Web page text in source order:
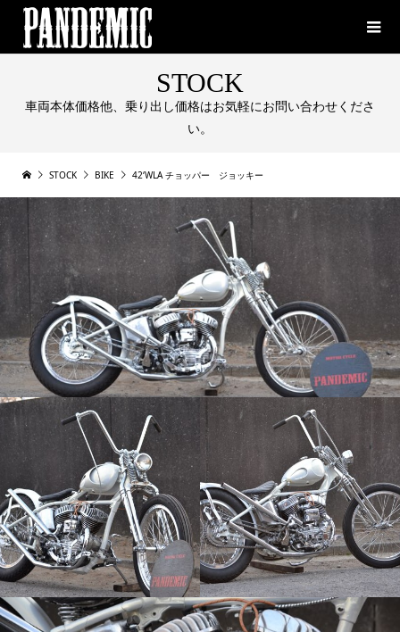
STOCK
車両本体価格他、乗り出し価格はお気軽にお問い合わせくださ
い。
STOCK BIKE 42‘WLA チョッパー ジョッキー